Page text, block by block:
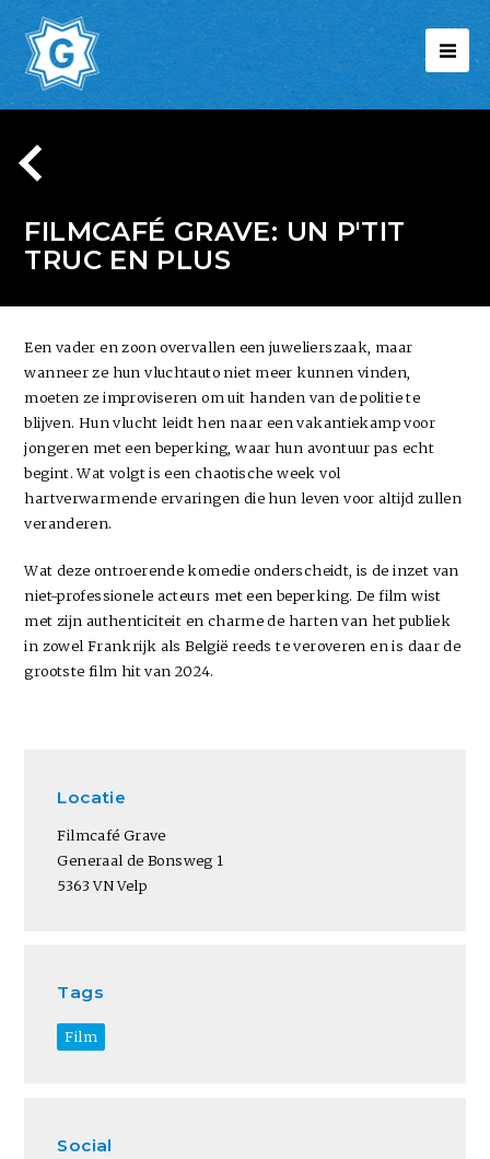
FILMCAFÉ GRAVE: UN P'TIT
TRUC EN PLUS
Een vader en zoon overvallen een juwelierszaak, maar
wanneer ze hun vluchtauto niet meer kunnen vinden,
moeten ze improviseren om uit handen van de politie te
blijven. Hun vlucht leidt hen naar een vakantiekamp voor
jongeren met een beperking, waar hun avontuur pas echt
begint. Wat volgt is een chaotische week vol
hartverwarmende ervaringen die hun leven voor altijd zullen
veranderen.
Wat deze ontroerende komedie onderscheidt, is de inzet van
niet-professionele acteurs met een beperking. De film wist
met zijn authenticiteit en charme de harten van het publiek
in zowel Frankrijk als België reeds te veroveren en is daar de
grootste film hit van 2024.
Locatie
Filmcafé Grave
Generaal de Bonsweg 1
5363 VN Velp
Tags
Film
Social